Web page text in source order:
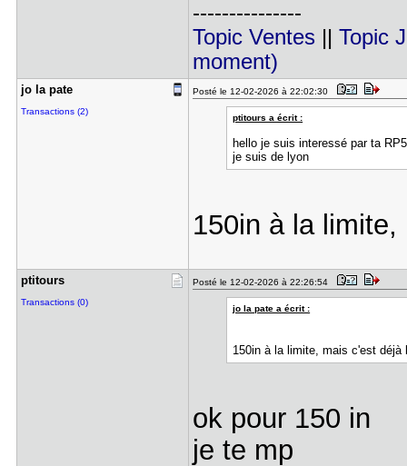
---------------
Topic Ventes|| Topic
moment)
jo la pate
Transactions (2)
Posté le 12-02-2026 à 22:02:30
ptitours a écrit :
hello je suis interessé par ta
je suis de lyon
150in à la
ptitours
Transactions (0)
Posté le 12-02-2026 à 22:26:54
jo la pate a écrit :
150in à la limite, mais c'est
ok pour 150 in
je te mp